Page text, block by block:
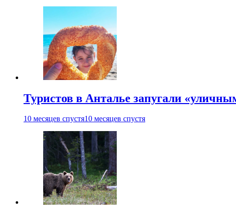
Туристов в Анталье запугали
10 месяцев спустя10 месяцев спустя